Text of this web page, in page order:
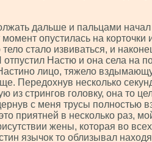
дальше и пальцами начал
опустилась на корточки
стало извиваться, и
Настю и она села на
лицо, тяжело
Передохнув несколько
из стрингов головку, она то
с меня трусы полностью
приятней в несколько раз,
жены, которая во
язычок то облизывал